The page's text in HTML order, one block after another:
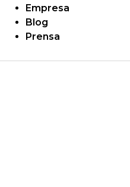
Empresa
Blog
Prensa